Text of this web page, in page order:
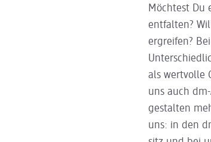
Möchtest Du
entfalten?
ergreifen?
als wertvolle
uns auch
gestalten
uns: in den